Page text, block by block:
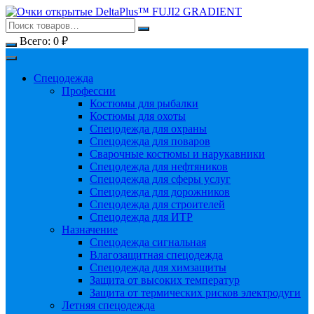
Перейти
к
содержимому
Всего: 0 ₽
Спецодежда
Профессии
Костюмы для рыбалки
Костюмы для охоты
Спецодежда для охраны
Спецодежда для поваров
Сварочные костюмы и нарукавники
Спецодежда для нефтяников
Спецодежда для сферы услуг
Спецодежда для дорожников
Спецодежда для строителей
Спецодежда для ИТР
Назначение
Спецодежда сигнальная
Влагозащитная спецодежда
Спецодежда для химзащиты
Защита от высоких температур
Защита от термических рисков электродуги
Летняя спецодежда